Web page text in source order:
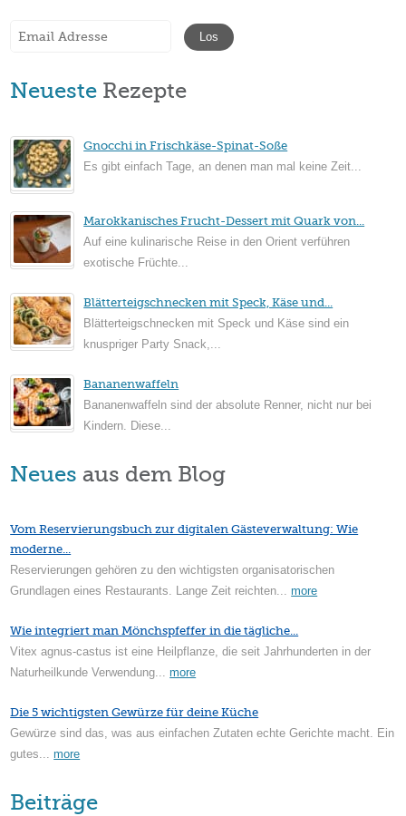
Neueste Rezepte
Gnocchi in Frischkäse-Spinat-Soße
Es gibt einfach Tage, an denen man mal keine Zeit...
Marokkanisches Frucht-Dessert mit Quark von...
Auf eine kulinarische Reise in den Orient verführen
exotische Früchte...
Blätterteigschnecken mit Speck, Käse und...
Blätterteigschnecken mit Speck und Käse sind ein
knuspriger Party Snack,...
Bananenwaffeln
Bananenwaffeln sind der absolute Renner, nicht nur bei
Kindern. Diese...
Neues aus dem Blog
Vom Reservierungsbuch zur digitalen Gästeverwaltung: Wie
moderne...
Reservierungen gehören zu den wichtigsten organisatorischen
Grundlagen eines Restaurants. Lange Zeit reichten...more
Wie integriert man Mönchspfeffer in die tägliche...
Vitex agnus-castus ist eine Heilpflanze, die seit Jahrhunderten in der
Naturheilkunde Verwendung...more
Die 5 wichtigsten Gewürze für deine Küche
Gewürze sind das, was aus einfachen Zutaten echte Gerichte macht. Ein
gutes...more
Beiträge